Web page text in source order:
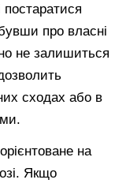
постаратися
про власні
не залишиться
сходах або в
на
Якщо